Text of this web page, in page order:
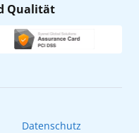
Qualität
Datenschutz